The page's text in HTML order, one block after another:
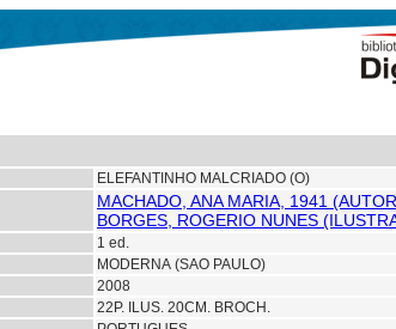
ELEFANTINHO MALCRIADO (O)
MACHADO, ANA MARIA, 1941
BORGES, ROGERIO NUNES
1 ed.
MODERNA (SAO PAULO)
2008
22P. ILUS. 20CM. BROCH.